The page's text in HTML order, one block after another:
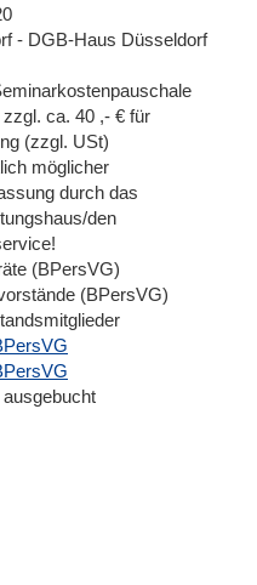
- DGB-Haus Düsseldorf
ca. 40 ,- € für
(zzgl. USt)
möglicher
durch das
den
(BPersVG)
(BPersVG)